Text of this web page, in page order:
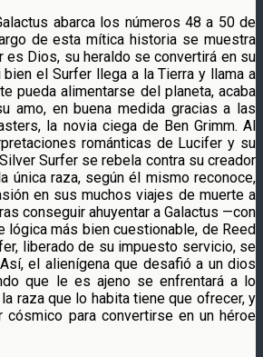
abarca los números 48 a 50 de
de esta mítica historia se muestra
es Dios, su heraldo se convertirá en su
el Surfer llega a la Tierra y llama a
pueda alimentarse del planeta, acaba
amo, en buena medida gracias a las
la novia ciega de Ben Grimm. Al
románticas de Lucifer y su
Surfer se rebela contra su creador
única raza, según él mismo reconoce,
en sus muchos viajes de muerte a
conseguir ahuyentar a Galactus —con
lógica más bien cuestionable, de Reed
liberado de su impuesto servicio, se
el alienígena que desafió a un dios
que le es ajeno se enfrentará a lo
raza que lo habita tiene que ofrecer, y
cósmico para convertirse en un héroe